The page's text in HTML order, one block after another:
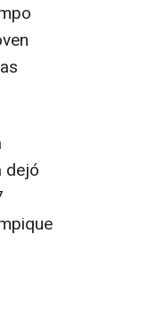
dejó